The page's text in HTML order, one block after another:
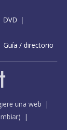
DVD
Guía / directorio
una web
)